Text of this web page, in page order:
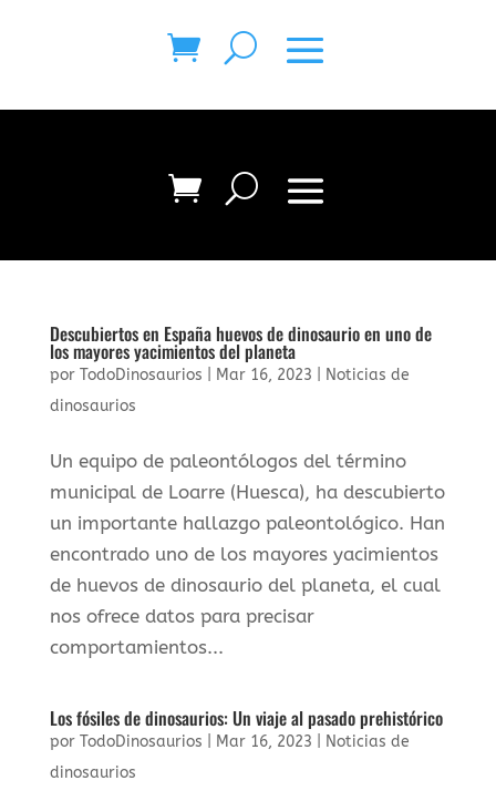
Descubiertos en España huevos de dinosaurio en uno de
los mayores yacimientos del planeta
por TodoDinosaurios Mar 16, 2023
Noticias de
dinosaurios
Un equipo de paleontólogos del término
municipal de Loarre (Huesca), ha descubierto
un importante hallazgo paleontológico. Han
encontrado uno de los mayores yacimientos
de huevos de dinosaurio del planeta, el cual
nos ofrece datos para precisar
comportamientos...
Los fósiles de dinosaurios: Un viaje al pasado prehistórico
por TodoDinosaurios Mar 16, 2023
Noticias de
dinosaurios